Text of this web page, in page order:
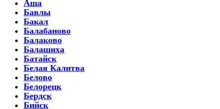
Аша
Бавлы
Бакал
Балабаново
Балаково
Балашиха
Батайск
Белая Калитва
Белово
Белорецк
Бердск
Бийск